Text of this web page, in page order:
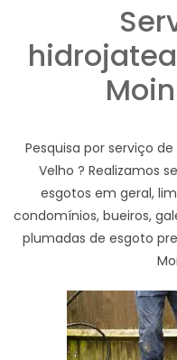
Pesquisa por serviço
Velho ? Realizamos
esgotos em geral,
condomínios, bueiros,
plumadas de esgoto